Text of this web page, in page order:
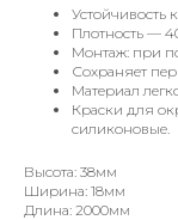
Устойчивость
Плотность —
Монтаж: при
Сохраняет
Материал
Краски для
силиконовые.
Высота: 38мм
Ширина: 18мм
Длина: 2000мм